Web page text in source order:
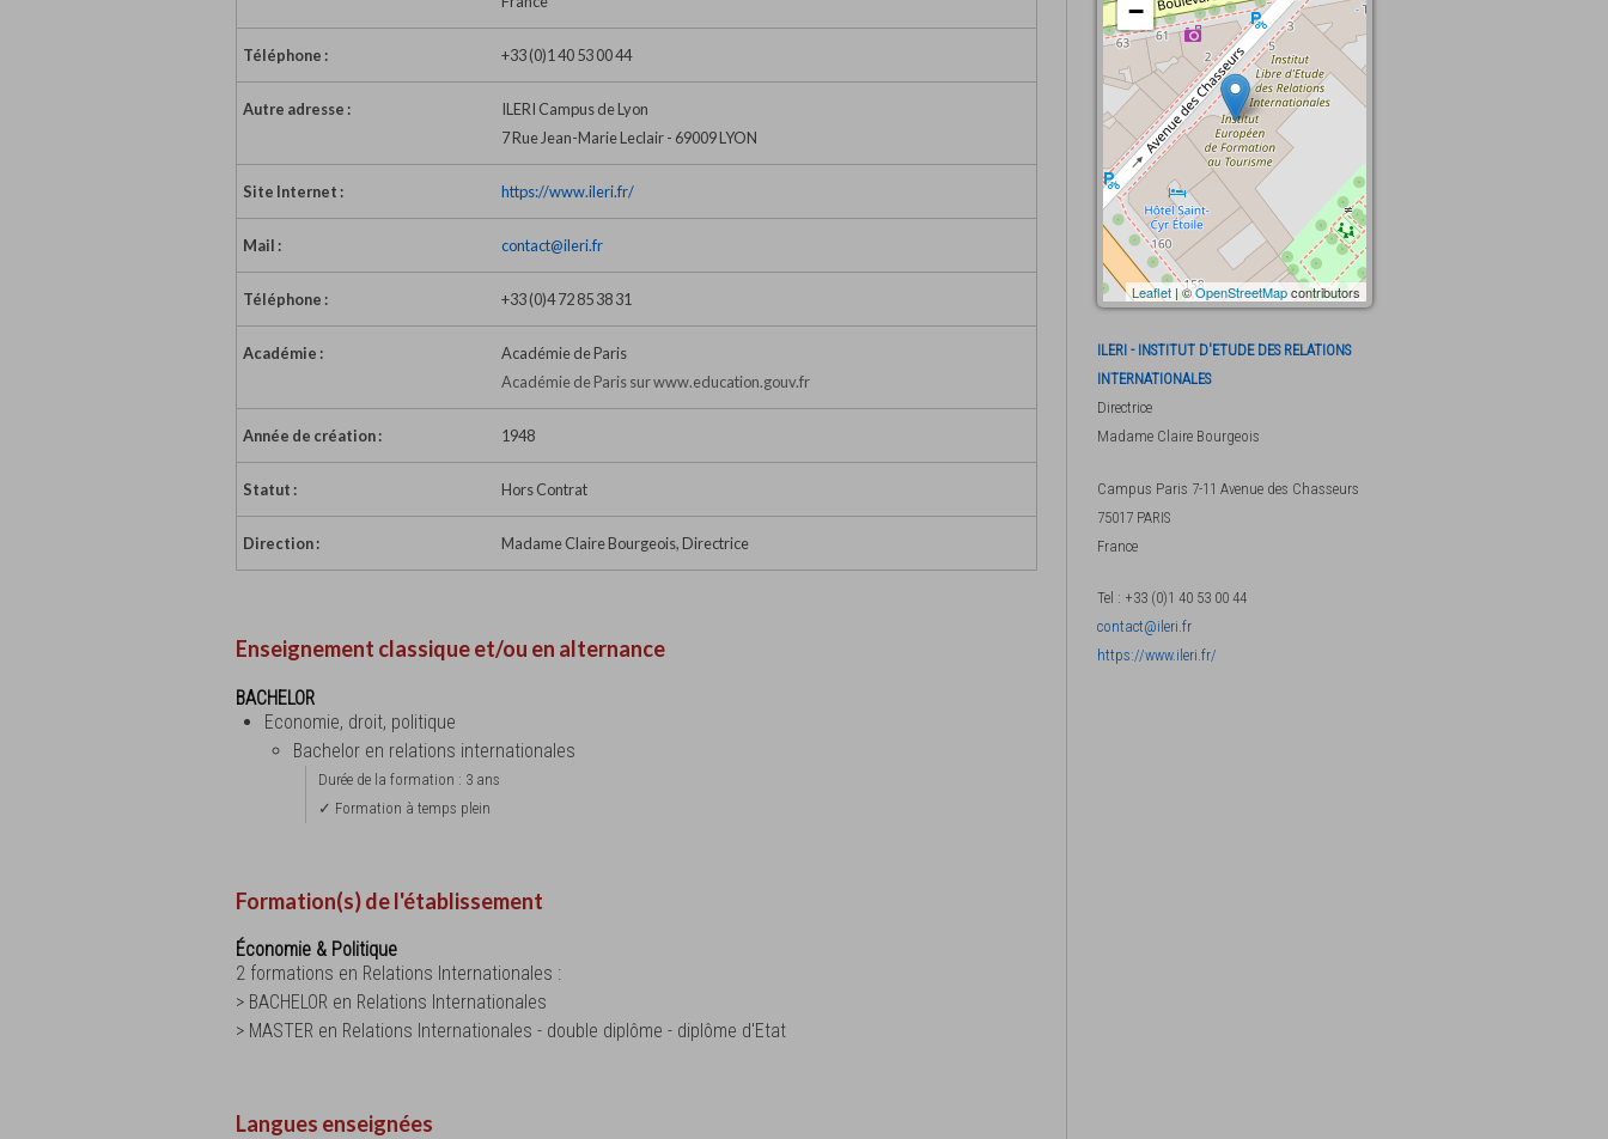
Téléphone : +33 (0)1 40 53 00 44
Autre adresse :
ILERI Campus de Lyon
7 Rue Jean-Marie Leclair - 69009 LYON
Site Internet : https://www.ileri.fr/
Mail : contact@ileri.fr
Téléphone : +33 (0)4 72 85 38 31
Académie :
Académie de Paris
Académie de Paris sur www.education.gouv.fr
Année de création : 1948
Statut : Hors Contrat
Direction : Madame Claire Bourgeois, Directrice
Enseignement classique et/ou en alternance
BACHELOR
Economie, droit, politique
Bachelor en relations internationales
Durée de la formation : 3 ans
✓ Formation à temps plein
Formation(s) de l'établissement
Économie & Politique
2 formations en Relations Internationales :
> BACHELOR en Relations Internationales
> MASTER en Relations Internationales - double diplôme - diplôme d'Etat
Langues enseignées
−
Leaflet | ©OpenStreetMapcontributors
ILERI - INSTITUT D'ETUDE DES RELATIONS
INTERNATIONALES
Directrice
Madame Claire Bourgeois
Campus Paris 7-11 Avenue des Chasseurs
75017 PARIS
France
Tel : +33 (0)1 40 53 00 44
contact@ileri.fr
https://www.ileri.fr/